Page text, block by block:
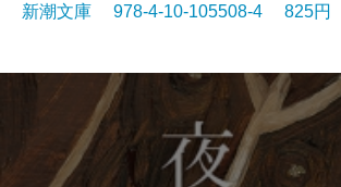
新潮文庫 978-4-10-105508-4 825円